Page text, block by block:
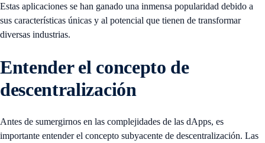
Estas aplicaciones se han ganado una inmensa popularidad debido a
sus características únicas y al potencial que tienen de transformar
diversas industrias.
Entender el concepto de
descentralización
Antes de sumergirnos en las complejidades de las dApps, es
importante entender el concepto subyacente de descentralización. Las